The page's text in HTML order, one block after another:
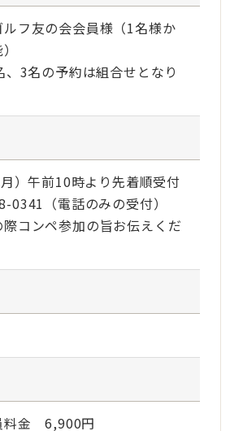
フ友の会会員様（1名様か
3名の予約は組合せとなり
）午前10時より先着順受付
（電話のみの受付）
コンペ参加の旨お伝えくだ
料金 6,900円